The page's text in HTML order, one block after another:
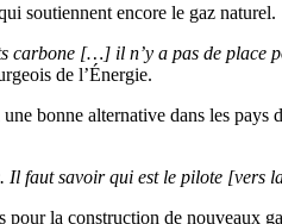
soutiennent encore le gaz naturel.
carbone […] il n’y a pas de
de l’Énergie.
bonne alternative dans les
Il faut savoir qui est le pilote
pour la construction de nouveaux